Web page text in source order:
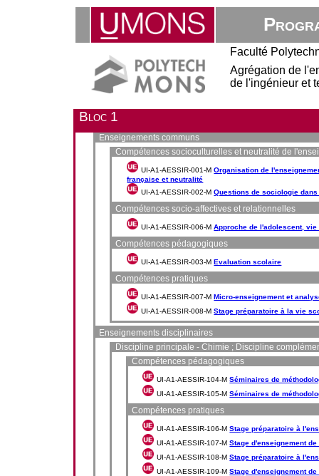
Faculté
Agrégation de
de l'ingénieur et
Bloc 1
Enseignements communs
Compétences socioculturelles et neutralité de
UI-A1-AESSIR-001-MOrganisation de
française et neutralité
UI-A1-AESSIR-002-MQuestions de sociologie
Compétences socio-affectives et relationnelles
UI-A1-AESSIR-006-MApproche de l'adolescent,
Compétences pédagogiques
UI-A1-AESSIR-003-MEvaluation scolaire
Compétences pratiques
UI-A1-AESSIR-007-MMicro-enseignement et
UI-A1-AESSIR-008-MStage préparatoire à la vie
Enseignements disciplinaires
Discipline principale - Chimie ; Discipline
Compétences pédagogiques
UI-A1-AESSIR-104-MSéminaires de
UI-A1-AESSIR-105-MSéminaires de
Compétences pratiques
UI-A1-AESSIR-106-MStage préparatoire à
UI-A1-AESSIR-107-MStage d'enseignement
UI-A1-AESSIR-108-MStage préparatoire à
UI-A1-AESSIR-109-MStage d'enseignement